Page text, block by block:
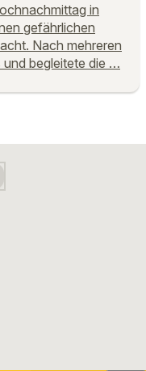
in
gefährlichen
Nach mehreren
und begleitete die …